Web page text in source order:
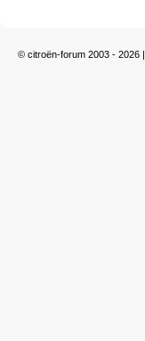
© citroën-forum 2003 - 2026 |